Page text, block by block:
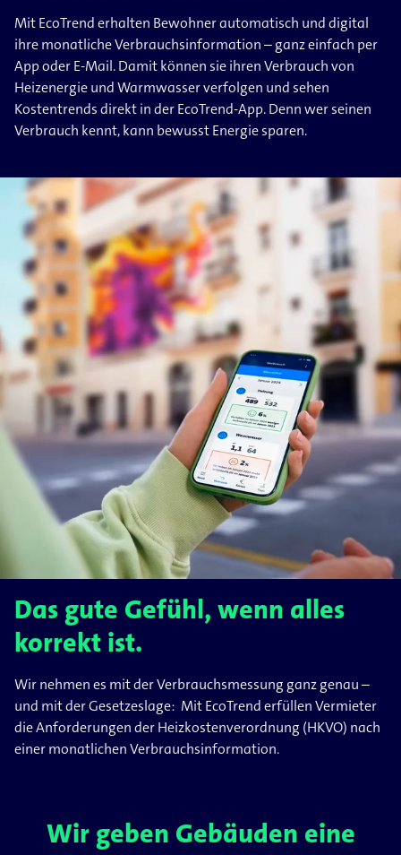
Mit EcoTrend erhalten Bewohner automatisch und digital
ihre monatliche Verbrauchsinformation – ganz einfach per
App oder E-Mail. Damit können sie ihren Verbrauch von
Heizenergie und Warmwasser verfolgen und sehen
Kostentrends direkt in der EcoTrend-App. Denn wer seinen
Verbrauch kennt, kann bewusst Energie sparen.
Das gute Gefühl, wenn alles
korrekt ist.
Wir nehmen es mit der Verbrauchsmessung ganz genau –
und mit der Gesetzeslage: Mit EcoTrend erfüllen Vermieter
die Anforderungen der Heizkostenverordnung (HKVO) nach
einer monatlichen Verbrauchsinformation.
Wir geben Gebäuden eine